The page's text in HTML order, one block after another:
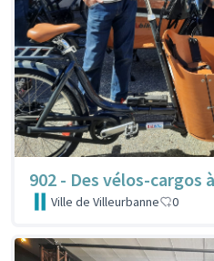
902 - Des vélos-cargos
Ville de Villeurbanne 0